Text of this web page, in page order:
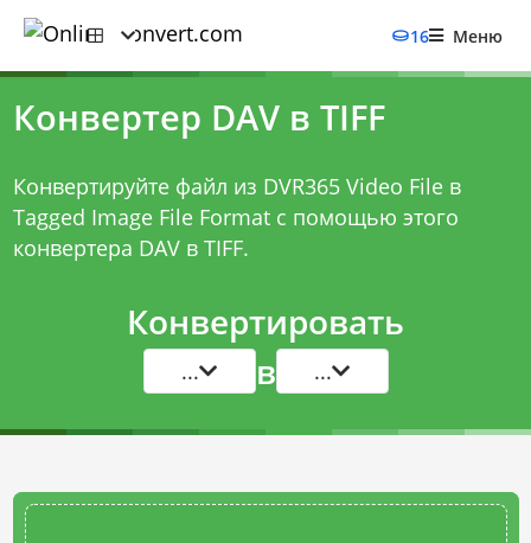
16 Меню
Конвертер DAV в TIFF
Конвертируйте файл из DVR365 Video File в
Tagged Image File Format с помощью этого
конвертера DAV в TIFF.
Конвертировать
... в ...